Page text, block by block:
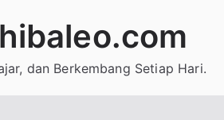
dan Berkembang Setiap Hari.